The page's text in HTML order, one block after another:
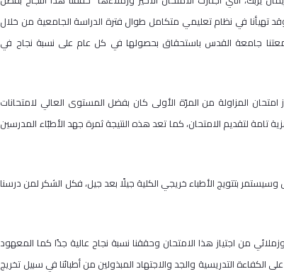
وقد تهيأنا في نظام تعليمي متكامل طوال فترة الدراسة الجامعية من خلال
جامعة القدس باستحقاق بحصولها في كل عام على نسبة نجاح في
المزاولة من المرّة الأولى كان بفضل المستوى العالي لامتحانات
لتقديم الامتحان، كما تعد هذه النتيجة ثمرة جهد الأطبّاء المدرسين
وسيستمر بتتويج الأطباء خريجي الكلية جيلًا بعد جيل، فكل الشكر لمن درسنا
من اجتياز هذا الامتحان وحققنا نسبة نجاح عالية جدًا كما المعهود
التدريسية والجد والاجتهاد المبذولين من أطبائنا في سبيل تخريج